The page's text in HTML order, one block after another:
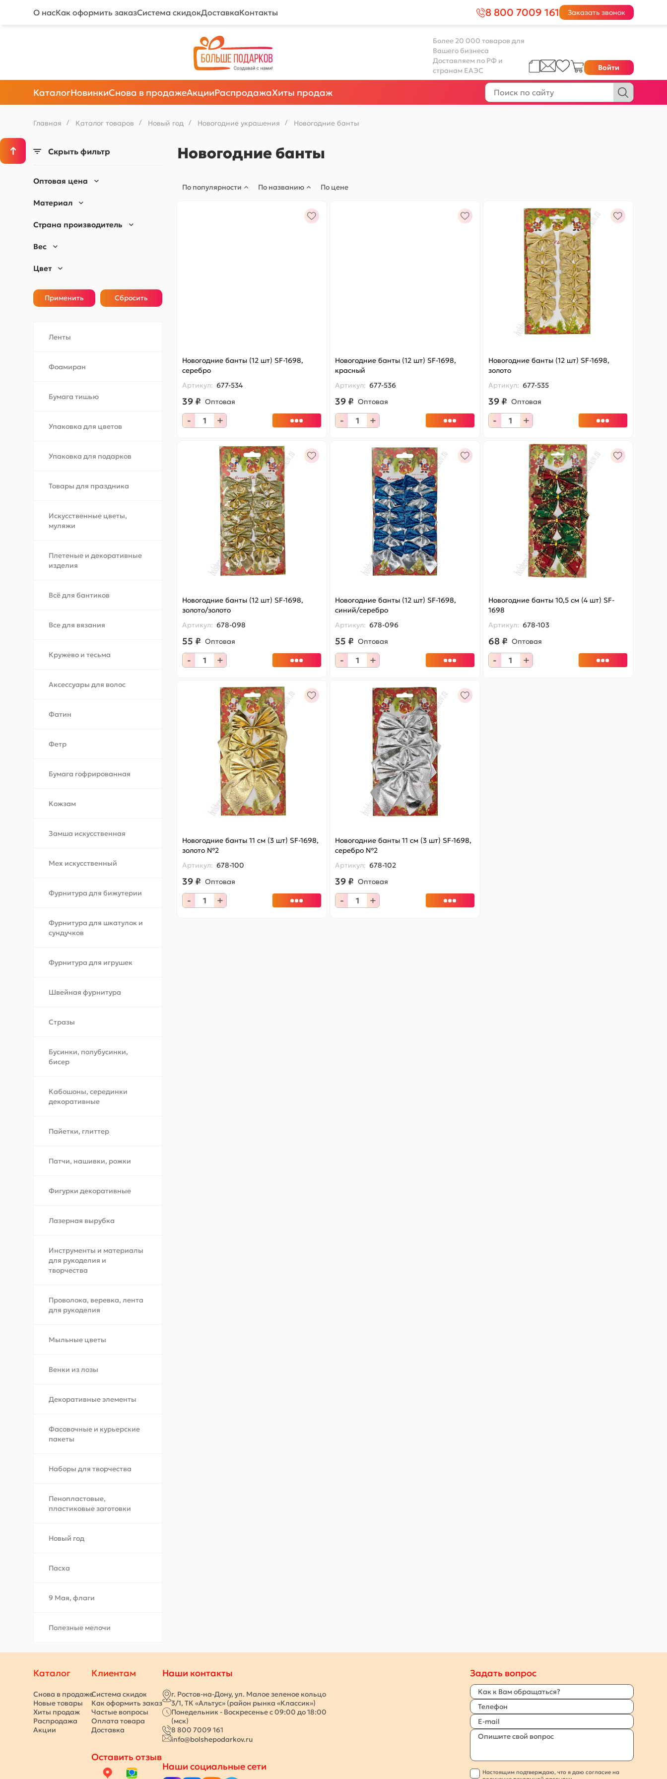
О насКак оформить заказСистема скидокДоставкаКонтакты 8 800 7009 161 Заказать звонок
Более 20 000 товаров для
Вашего бизнеса
Доставляем по РФ и
странам ЕАЭС
Войти
КаталогНовинкиСнова в продажеАкцииРаспродажаХиты продаж
Главная / Каталог товаров / Новый год / Новогодние украшения / Новогодние банты
Скрыть фильтр
Оптовая цена
Материал
Страна производитель
Вес
Цвет
Ленты
Фоамиран
Бумага тишью
Упаковка для цветов
Упаковка для подарков
Товары для праздника
Искусственные цветы,
муляжи
Плетеные и декоративные
изделия
Всё для бантиков
Все для вязания
Кружево и тесьма
Аксессуары для волос
Фатин
Фетр
Бумага гофрированная
Кожзам
Замша искусственная
Мех искусственный
Фурнитура для бижутерии
Фурнитура для шкатулок и
сундучков
Фурнитура для игрушек
Швейная фурнитура
Стразы
Бусинки, полубусинки,
бисер
Кабошоны, серединки
декоративные
Пайетки, глиттер
Патчи, нашивки, рожки
Фигурки декоративные
Лазерная вырубка
Инструменты и материалы
для рукоделия и
творчества
Проволока, веревка, лента
для рукоделия
Мыльные цветы
Венки из лозы
Декоративные элементы
Фасовочные и курьерские
пакеты
Наборы для творчества
Пенопластовые,
пластиковые заготовки
Новый год
Пасха
9 Мая, флаги
Полезные мелочи
Новогодние банты
По популярности По названию По цене
Новогодние банты (12 шт) SF-1698,
серебро
Артикул: 677-534
39 ₽ Оптовая
- +
Новогодние банты (12 шт) SF-1698,
красный
Артикул: 677-536
39 ₽ Оптовая
- +
Новогодние банты (12 шт) SF-1698,
золото
Артикул: 677-535
39 ₽ Оптовая
- +
Новогодние банты (12 шт) SF-1698,
золото/золото
Артикул: 678-098
55 ₽ Оптовая
- +
Новогодние банты (12 шт) SF-1698,
синий/серебро
Артикул: 678-096
55 ₽ Оптовая
- +
Новогодние банты 10,5 см (4 шт) SF-
1698
Артикул: 678-103
68 ₽ Оптовая
- +
Новогодние банты 11 см (3 шт) SF-1698,
золото №2
Артикул: 678-100
39 ₽ Оптовая
- +
Новогодние банты 11 см (3 шт) SF-1698,
серебро №2
Артикул: 678-102
39 ₽ Оптовая
- +
Каталог
Снова в продаже
Новые товары
Хиты продаж
Распродажа
Акции
Клиентам
Система скидок
Как оформить заказ
Частые вопросы
Оплата товара
Доставка
Оставить отзыв
Наши контакты
г. Ростов-на-Дону, ул. Малое зеленое кольцо
3/1, ТК «Альтус» (район рынка «Классик»)
Понедельник - Воскресенье с 09:00 до 18:00
(мск)
8 800 7009 161
info@bolshepodarkov.ru
Наши социальные сети
Задать вопрос
Настоящим подтверждаю, что я даю согласие на